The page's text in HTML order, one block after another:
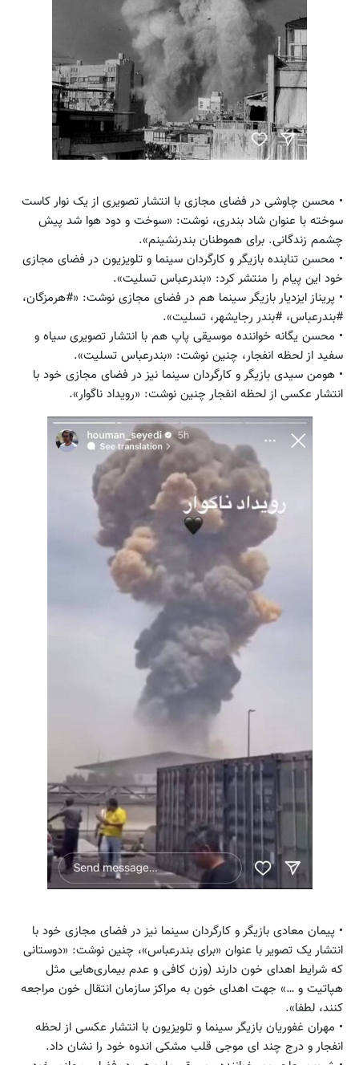
• محسن چاوشی در فضای مجازی با انتشار تصویری از یک نوار کاست
سوخته با عنوان شاد بندری، نوشت: «سوخت و دود هوا شد پیش
چشمم زندگانی. برای هموطنان بندرنشینم».
• محسن تنابنده بازیگر و کارگردان سینما و تلویزیون در فضای مجازی
خود این پیام را منتشر کرد: «بندرعباس تسلیت».
• پریناز ایزدیار بازیگر سینما هم در فضای مجازی نوشت: «#هرمزگان،
#بندرعباس، #بندر رجایشهر، تسلیت».
• محسن یگانه خواننده موسیقی پاپ هم با انتشار تصویری سیاه و
سفید از لحظه انفجار، چنین نوشت: «بندرعباس تسلیت».
• هومن سیدی بازیگر و کارگردان سینما نیز در فضای مجازی خود با
انتشار عکسی از لحظه انفجار چنین نوشت: «رویداد ناگوار».
• پیمان معادی بازیگر و کارگردان سینما نیز در فضای مجازی خود با
انتشار یک تصویر با عنوان «برای بندرعباس»، چنین نوشت: «دوستانی
که شرایط اهدای خون دارند (وزن کافی و عدم بیماری‌هایی مثل
هپاتیت و …» جهت اهدای خون به مراکز سازمان انتقال خون مراجعه
کنند، لطفا».
• مهران غفوریان بازیگر سینما و تلویزیون با انتشار عکسی از لحظه
انفجار و درج چند ای موجی قلب مشکی اندوه خود را نشان داد.